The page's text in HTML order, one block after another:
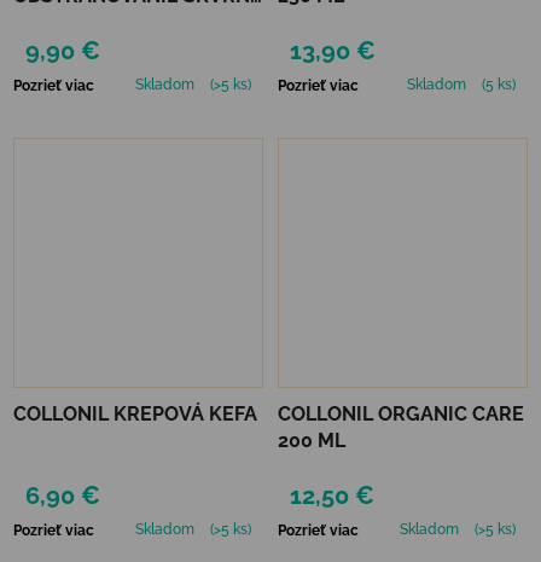
9,90 €
Pozrieť viac Skladom (>5 ks)
13,90 €
Pozrieť viac Skladom (5 ks)
COLLONIL KREPOVÁ KEFA
6,90 €
Pozrieť viac Skladom (>5 ks)
COLLONIL ORGANIC CARE
200 ML
12,50 €
Pozrieť viac Skladom (>5 ks)